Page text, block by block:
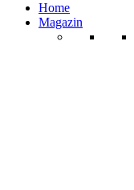
Home
Magazin